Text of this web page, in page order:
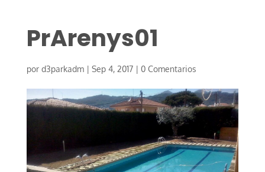
PrArenys01
por d3parkadm| Sep 4, 2017| 0 Comentarios